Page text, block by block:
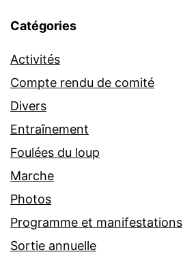
Catégories
Activités
Compte rendu de comité
Divers
Entraînement
Foulées du loup
Marche
Photos
Programme et manifestations
Sortie annuelle